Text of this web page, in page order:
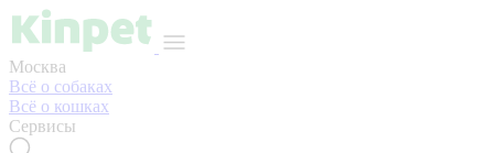
Москва
Всё о собаках
Всё о кошках
Сервисы